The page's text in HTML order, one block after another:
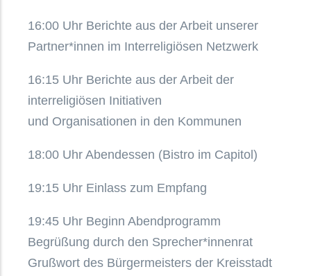
16:00 Uhr Berichte aus der Arbeit unserer
Partner*innen im Interreligiösen Netzwerk
16:15 Uhr Berichte aus der Arbeit der
interreligiösen Initiativen
und Organisationen in den Kommunen
18:00 Uhr Abendessen (Bistro im Capitol)
19:15 Uhr Einlass zum Empfang
19:45 Uhr Beginn Abendprogramm
Begrüßung durch den Sprecher*innenrat
Grußwort des Bürgermeisters der Kreisstadt